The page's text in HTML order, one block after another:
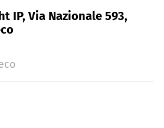
IP, Via Nazionale 593,